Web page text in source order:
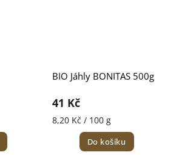
BIO Jáhly BONITAS 500g
41 Kč
8,20 Kč / 100 g
Do košíku